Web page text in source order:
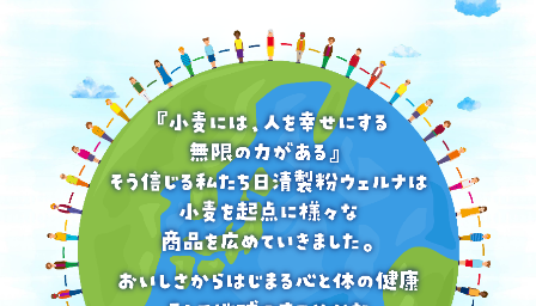
日本語では「持続可能な開発目標」となります。
「持続可能」とは「ずっと続けていける」ということ。